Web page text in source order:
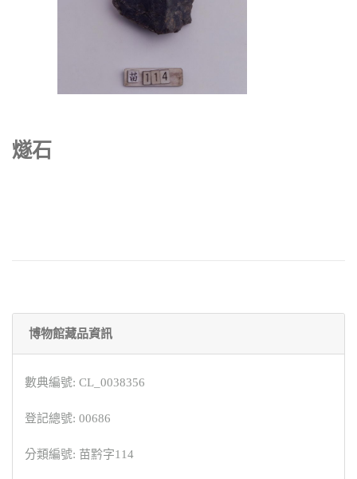
燧石
博物館藏品資訊
數典編號: CL_0038356
登記總號: 00686
分類編號: 苗黔字114